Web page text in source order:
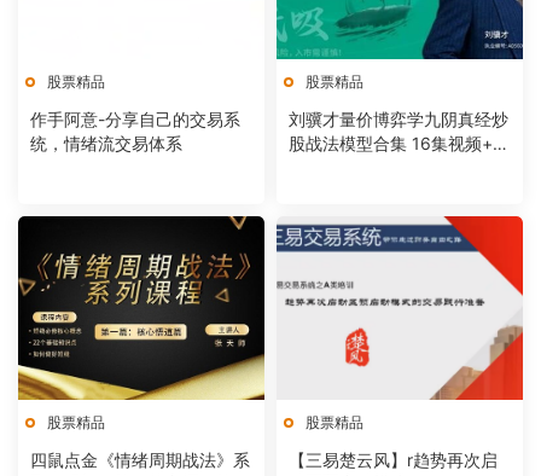
股票精品
作手阿意-分享自己的交易系
统，情绪流交易体系
股票精品
刘骥才量价博弈学九阴真经炒
股战法模型合集 16集视频+课
股票精品
四鼠点金《情绪周期战法》系
股票精品
【三易楚云风】r趋势再次启